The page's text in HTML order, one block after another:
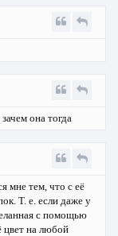
она тогда
мне тем, что с её
Т. е. если даже у
с помощью
цвет на любой